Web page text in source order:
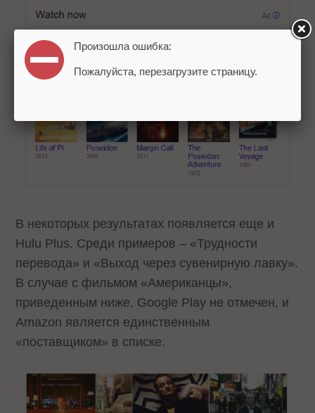
В некоторых результатах появляется еще и
Hulu Plus. Среди примеров – «Трудности
перевода» и «Выход через сувенирную лавку».
В случае с фильмом «Американцы»,
приведенным ниже, Google Play не отмечен, и
Amazon является единственным
«поставщиком» в списке.
Произошла ошибка:
Пожалуйста, перезагрузите страницу.